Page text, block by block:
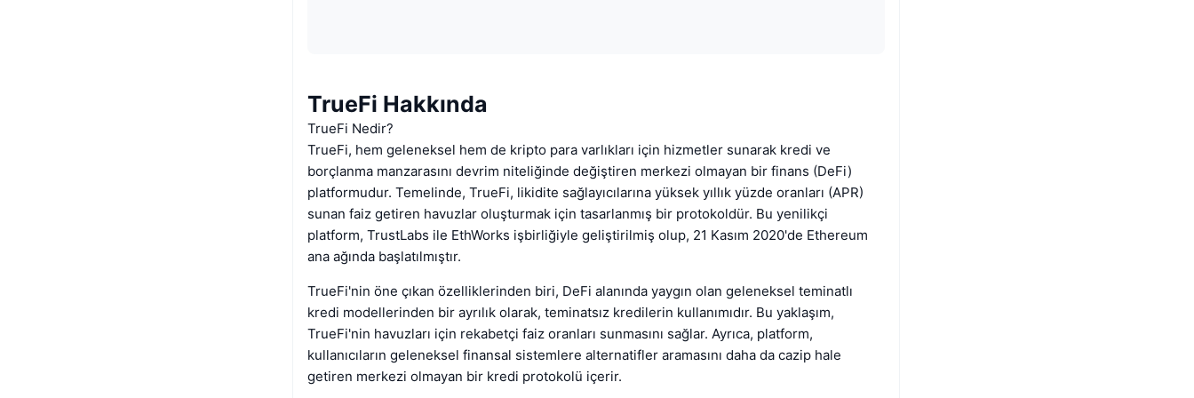
TrueFi Hakkında
TrueFi Nedir?
TrueFi, hem geleneksel hem de kripto para varlıkları için hizmetler sunarak kredi ve
borçlanma manzarasını devrim niteliğinde değiştiren merkezi olmayan bir finans (DeFi)
platformudur. Temelinde, TrueFi, likidite sağlayıcılarına yüksek yıllık yüzde oranları (APR)
sunan faiz getiren havuzlar oluşturmak için tasarlanmış bir protokoldür. Bu yenilikçi
platform, TrustLabs ile EthWorks işbirliğiyle geliştirilmiş olup, 21 Kasım 2020'de Ethereum
ana ağında başlatılmıştır.
TrueFi'nin öne çıkan özelliklerinden biri, DeFi alanında yaygın olan geleneksel teminatlı
kredi modellerinden bir ayrılık olarak, teminatsız kredilerin kullanımıdır. Bu yaklaşım,
TrueFi'nin havuzları için rekabetçi faiz oranları sunmasını sağlar. Ayrıca, platform,
kullanıcıların geleneksel finansal sistemlere alternatifler aramasını daha da cazip hale
getiren merkezi olmayan bir kredi protokolü içerir.